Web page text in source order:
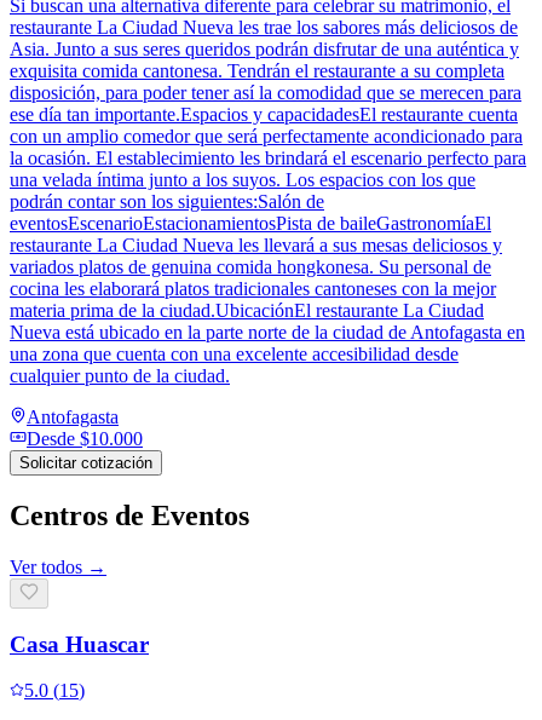
Si buscan una alternativa diferente para celebrar su matrimonio, el
restaurante La Ciudad Nueva les trae los sabores más deliciosos de
Asia. Junto a sus seres queridos podrán disfrutar de una auténtica y
exquisita comida cantonesa. Tendrán el restaurante a su completa
disposición, para poder tener así la comodidad que se merecen para
ese día tan importante.Espacios y capacidadesEl restaurante cuenta
con un amplio comedor que será perfectamente acondicionado para
la ocasión. El establecimiento les brindará el escenario perfecto para
una velada íntima junto a los suyos. Los espacios con los que
podrán contar son los siguientes:Salón de
eventosEscenarioEstacionamientosPista de baileGastronomíaEl
restaurante La Ciudad Nueva les llevará a sus mesas deliciosos y
variados platos de genuina comida hongkonesa. Su personal de
cocina les elaborará platos tradicionales cantoneses con la mejor
materia prima de la ciudad.UbicaciónEl restaurante La Ciudad
Nueva está ubicado en la parte norte de la ciudad de Antofagasta en
una zona que cuenta con una excelente accesibilidad desde
cualquier punto de la ciudad.
Antofagasta
Desde $10.000
Solicitar cotización
Centros de Eventos
Ver todos →
Casa Huascar
5.0 (15)